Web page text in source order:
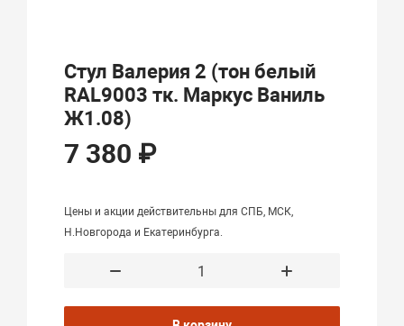
Стул Валерия 2 (тон белый
RAL9003 тк. Маркус Ваниль
Ж1.08)
7 380 ₽
Цены и акции действительны для СПБ, МСК,
Н.Новгорода и Екатеринбурга.